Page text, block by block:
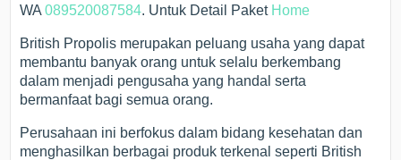
WA089520087584. Untuk Detail Paket Home
British Propolis merupakan peluang usaha yang dapat
membantu banyak orang untuk selalu berkembang
dalam menjadi pengusaha yang handal serta
bermanfaat bagi semua orang.
Perusahaan ini berfokus dalam bidang kesehatan dan
menghasilkan berbagai produk terkenal seperti British